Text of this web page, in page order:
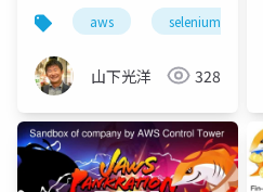
ーバーレス(RPALT
vol.1 LT)
aws selenium
山下光洋 328